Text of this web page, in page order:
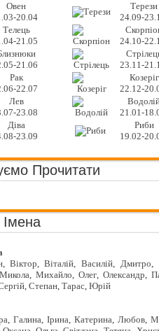
Овен
20.04
Терези
24.09-
Телець
21.05
24.10-
21.06
23.11-
Рак
22.07
Козеріг
22.12-
Лев
23.08
21.01-
Діва
23.09
Риби
19.02-
Прочитати
Імена
, Віктор, Віталій, Василій, Дмитро,
Микола, Михайло, Олег, Олександр,
, Степан, Тарас, Юрій
, Галина, Ірина, Катерина, Любов,